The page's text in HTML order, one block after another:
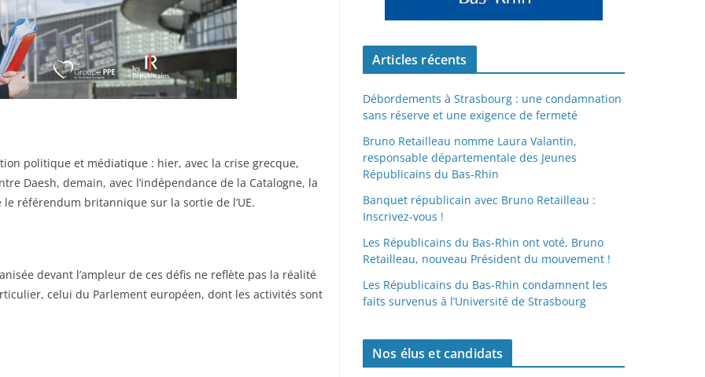
politique et médiatique : hier, avec la crise grecque,
Daesh, demain, avec l’indépendance de la Catalogne, la
référendum britannique sur la sortie de l’UE.
devant l’ampleur de ces défis ne reflète pas la réalité
celui du Parlement européen, dont les activités sont
Articles récents
Débordements à Strasbourg : une condamnation
sans réserve et une exigence de fermeté
Bruno Retailleau nomme Laura Valantin,
responsable départementale des Jeunes
Républicains du Bas-Rhin
Banquet républicain avec Bruno Retailleau :
Inscrivez-vous !
Les Républicains du Bas-Rhin ont voté, Bruno
Retailleau, nouveau Président du mouvement !
Les Républicains du Bas-Rhin condamnent les
faits survenus à l’Université de Strasbourg
Nos élus et candidats